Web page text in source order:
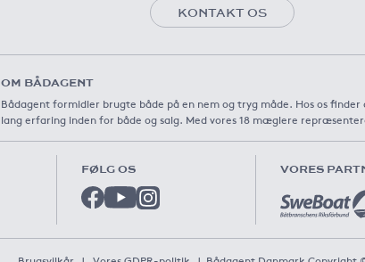
KONTAKT OS
OM BÅDAGENT
Bådagent formidler brugte både på en nem og tryg måde. Hos os
lang erfaring inden for både og salg. Med vores 18 mæglere
FØLG OS VORES